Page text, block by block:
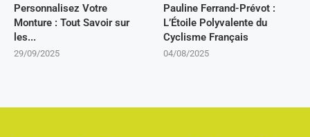
Personnalisez Votre
Monture : Tout Savoir sur
les...
29/09/2025
Pauline Ferrand-Prévot :
L’Étoile Polyvalente du
Cyclisme Français
04/08/2025